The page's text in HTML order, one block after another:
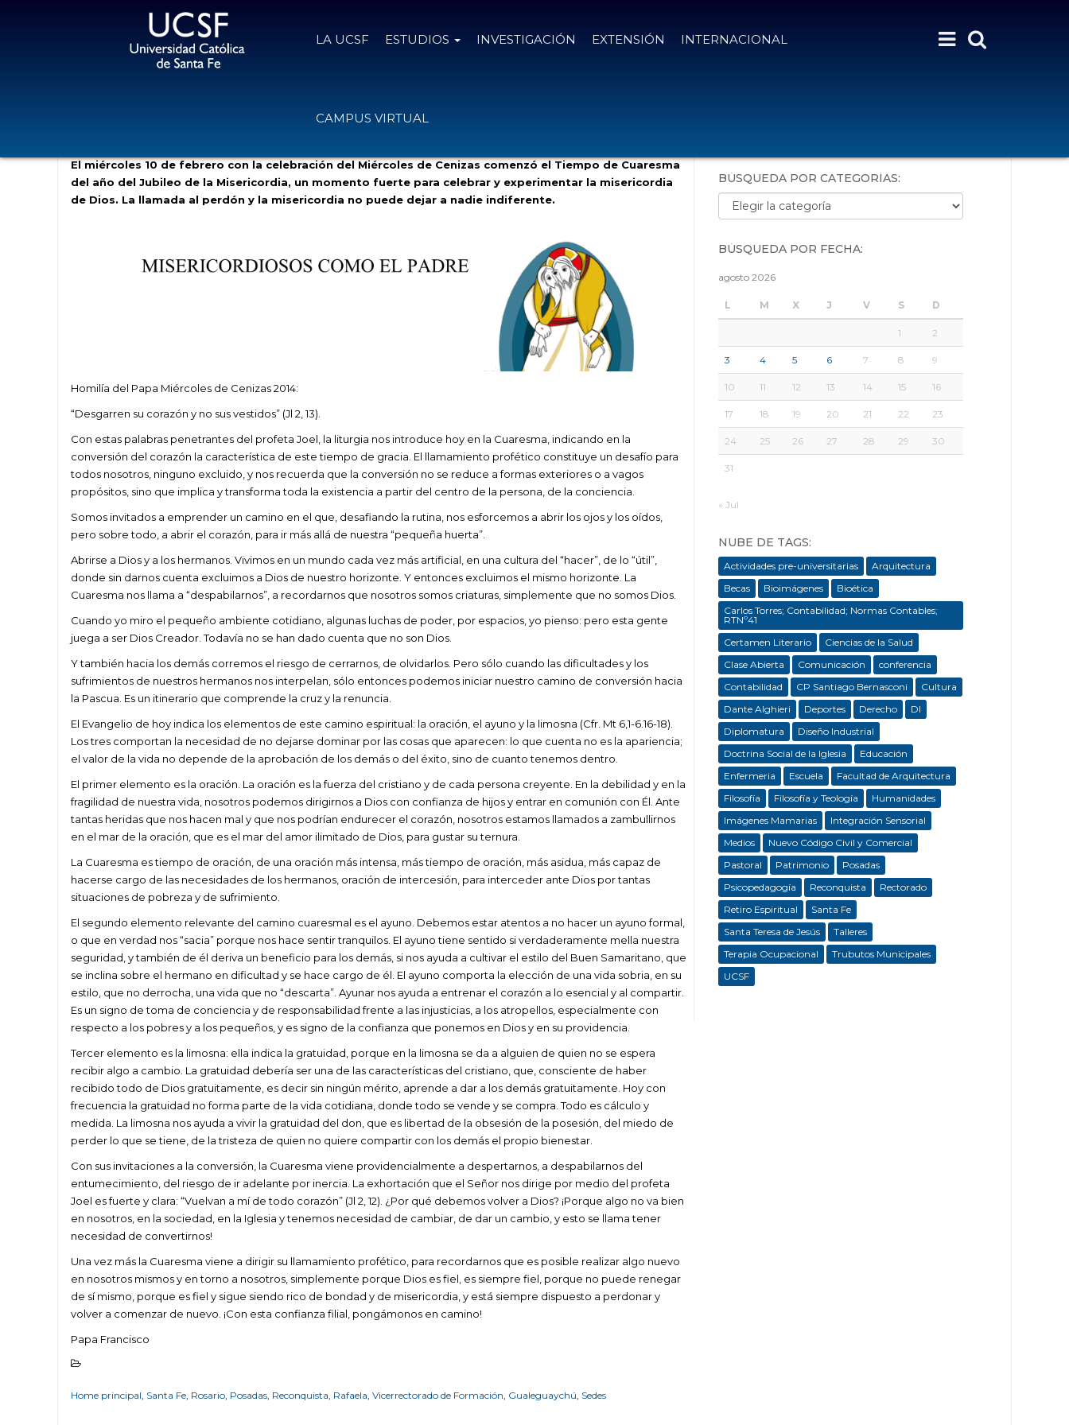
LA UCSF ESTUDIOS INVESTIGACIÓN EXTENSIÓN INTERNACIONAL
CAMPUS VIRTUAL
El miércoles 10 de febrero con la celebración del Miércoles de Cenizas comenzó el Tiempo de Cuaresma
del año del Jubileo de la Misericordia, un momento fuerte para celebrar y experimentar la misericordia
de Dios. La llamada al perdón y la misericordia no puede dejar a nadie indiferente.
Homilía del Papa Miércoles de Cenizas 2014:
“Desgarren su corazón y no sus vestidos” (Jl 2, 13).
Con estas palabras penetrantes del profeta Joel, la liturgia nos introduce hoy en la Cuaresma, indicando en la
conversión del corazón la característica de este tiempo de gracia. El llamamiento profético constituye un desafío para
todos nosotros, ninguno excluido, y nos recuerda que la conversión no se reduce a formas exteriores o a vagos
propósitos, sino que implica y transforma toda la existencia a partir del centro de la persona, de la conciencia.
Somos invitados a emprender un camino en el que, desafiando la rutina, nos esforcemos a abrir los ojos y los oídos,
pero sobre todo, a abrir el corazón, para ir más allá de nuestra “pequeña huerta”.
Abrirse a Dios y a los hermanos. Vivimos en un mundo cada vez más artificial, en una cultura del “hacer”, de lo “útil”,
donde sin darnos cuenta excluimos a Dios de nuestro horizonte. Y entonces excluimos el mismo horizonte. La
Cuaresma nos llama a “despabilarnos”, a recordarnos que nosotros somos criaturas, simplemente que no somos Dios.
Cuando yo miro el pequeño ambiente cotidiano, algunas luchas de poder, por espacios, yo pienso: pero esta gente
juega a ser Dios Creador. Todavía no se han dado cuenta que no son Dios.
Y también hacia los demás corremos el riesgo de cerrarnos, de olvidarlos. Pero sólo cuando las dificultades y los
sufrimientos de nuestros hermanos nos interpelan, sólo entonces podemos iniciar nuestro camino de conversión hacia
la Pascua. Es un itinerario que comprende la cruz y la renuncia.
El Evangelio de hoy indica los elementos de este camino espiritual: la oración, el ayuno y la limosna (Cfr. Mt 6,1-6.16-18).
Los tres comportan la necesidad de no dejarse dominar por las cosas que aparecen: lo que cuenta no es la apariencia;
el valor de la vida no depende de la aprobación de los demás o del éxito, sino de cuanto tenemos dentro.
El primer elemento es la oración. La oración es la fuerza del cristiano y de cada persona creyente. En la debilidad y en la
fragilidad de nuestra vida, nosotros podemos dirigirnos a Dios con confianza de hijos y entrar en comunión con Él. Ante
tantas heridas que nos hacen mal y que nos podrían endurecer el corazón, nosotros estamos llamados a zambullirnos
en el mar de la oración, que es el mar del amor ilimitado de Dios, para gustar su ternura.
La Cuaresma es tiempo de oración, de una oración más intensa, más tiempo de oración, más asidua, más capaz de
hacerse cargo de las necesidades de los hermanos, oración de intercesión, para interceder ante Dios por tantas
situaciones de pobreza y de sufrimiento.
El segundo elemento relevante del camino cuaresmal es el ayuno. Debemos estar atentos a no hacer un ayuno formal,
o que en verdad nos “sacia” porque nos hace sentir tranquilos. El ayuno tiene sentido si verdaderamente mella nuestra
seguridad, y también de él deriva un beneficio para los demás, si nos ayuda a cultivar el estilo del Buen Samaritano, que
se inclina sobre el hermano en dificultad y se hace cargo de él. El ayuno comporta la elección de una vida sobria, en su
estilo, que no derrocha, una vida que no “descarta”. Ayunar nos ayuda a entrenar el corazón a lo esencial y al compartir.
Es un signo de toma de conciencia y de responsabilidad frente a las injusticias, a los atropellos, especialmente con
respecto a los pobres y a los pequeños, y es signo de la confianza que ponemos en Dios y en su providencia.
Tercer elemento es la limosna: ella indica la gratuidad, porque en la limosna se da a alguien de quien no se espera
recibir algo a cambio. La gratuidad debería ser una de las características del cristiano, que, consciente de haber
recibido todo de Dios gratuitamente, es decir sin ningún mérito, aprende a dar a los demás gratuitamente. Hoy con
frecuencia la gratuidad no forma parte de la vida cotidiana, donde todo se vende y se compra. Todo es cálculo y
medida. La limosna nos ayuda a vivir la gratuidad del don, que es libertad de la obsesión de la posesión, del miedo de
perder lo que se tiene, de la tristeza de quien no quiere compartir con los demás el propio bienestar.
Con sus invitaciones a la conversión, la Cuaresma viene providencialmente a despertarnos, a despabilarnos del
entumecimiento, del riesgo de ir adelante por inercia. La exhortación que el Señor nos dirige por medio del profeta
Joel es fuerte y clara: “Vuelvan a mí de todo corazón” (Jl 2, 12). ¿Por qué debemos volver a Dios? ¡Porque algo no va bien
en nosotros, en la sociedad, en la Iglesia y tenemos necesidad de cambiar, de dar un cambio, y esto se llama tener
necesidad de convertirnos!
Una vez más la Cuaresma viene a dirigir su llamamiento profético, para recordarnos que es posible realizar algo nuevo
en nosotros mismos y en torno a nosotros, simplemente porque Dios es fiel, es siempre fiel, porque no puede renegar
de sí mismo, porque es fiel y sigue siendo rico de bondad y de misericordia, y está siempre dispuesto a perdonar y
volver a comenzar de nuevo. ¡Con esta confianza filial, pongámonos en camino!
Papa Francisco
Home principal Santa Fe Rosario Posadas Reconquista Rafaela Vicerrectorado de Formación Gualeguaychú Sedes
BÚSQUEDA POR CATEGORÍAS:
Búsqueda por categorías:
BÚSQUEDA POR FECHA:
agosto 2026
L M X J V S D
1 2
3 4 5 6 7 8 9
10 11 12 13 14 15 16
17 18 19 20 21 22 23
24 25 26 27 28 29 30
31
« Jul
NUBE DE TAGS:
Actividades pre-universitarias
Arquitectura
Becas
Bioimágenes
Bioética
Carlos Torres; Contabilidad; Normas Contables;
RTNº41
Certamen Literario
Ciencias de la Salud
Clase Abierta
Comunicación
conferencia
Contabilidad
CP Santiago Bernasconi
Cultura
Dante Alghieri
Deportes Derecho
DI
Diplomatura
Diseño Industrial
Doctrina Social de la Iglesia
Educación
Enfermeria
Escuela
Facultad de Arquitectura
Filosofía
Filosofía y Teología
Humanidades
Imágenes Mamarias
Integración Sensorial
Medios
Nuevo Código Civil y Comercial
Pastoral
Patrimonio
Posadas
Psicopedagogía
Reconquista
Rectorado
Retiro Espiritual
Santa Fe
Santa Teresa de Jesús
Talleres
Terapia Ocupacional
Trubutos Municipales
UCSF